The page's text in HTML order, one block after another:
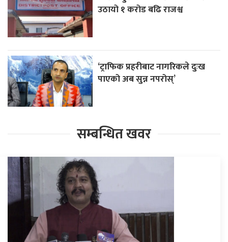
उठायो १ करोड बढि राजश्व
‘ट्राफिक प्रहरीबाट नागरिकले दुःख
पाएको अब सुन्न नपरोस्’
सम्बन्धित खवर